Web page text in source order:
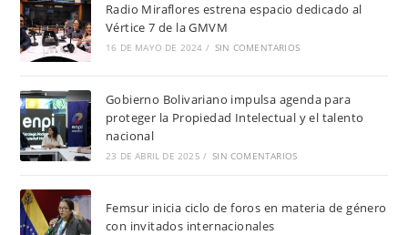
Radio Miraflores estrena espacio dedicado al
Vértice 7 de la GMVM
16 DE MAYO DE 2024 / SIN COMENTARIOS
Gobierno Bolivariano impulsa agenda para
proteger la Propiedad Intelectual y el talento
nacional
23 DE ABRIL DE 2025 / SIN COMENTARIOS
Femsur inicia ciclo de foros en materia de género
con invitados internacionales